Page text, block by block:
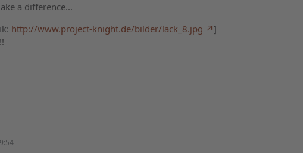
a difference...
http://www.project-knight.de/bilder/lack_8.jpg
]